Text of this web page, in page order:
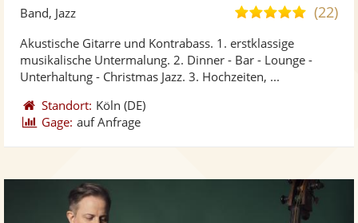
5,0(22)
Band, Jazz
Akustische Gitarre und Kontrabass. 1. erstklassige
musikalische Untermalung. 2. Dinner - Bar - Lounge -
Unterhaltung - Christmas Jazz. 3. Hochzeiten, ...
Standort: Köln (DE)
Gage: auf Anfrage